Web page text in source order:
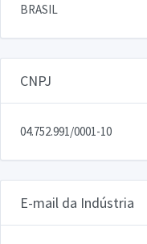
BRASIL
CNPJ
04.752.991/0001-10
E-mail da Indústria